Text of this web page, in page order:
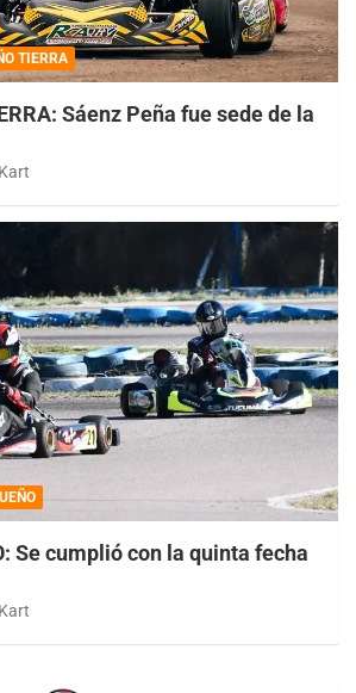
TIERRA
Sáenz Peña fue sede de la
Se cumplió con la quinta fecha